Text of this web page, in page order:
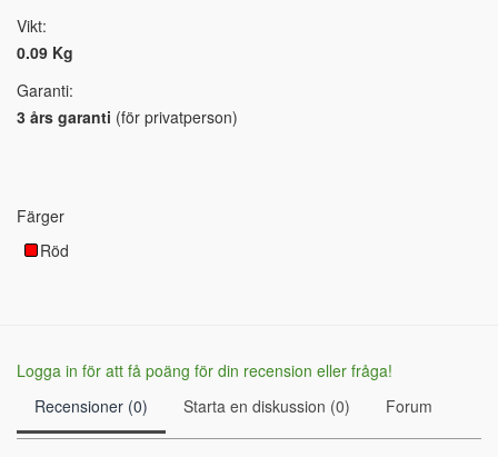
Vikt:
0.09 Kg
Garanti:
3 års garanti (för privatperson)
Färger
Röd
Logga in för att få poäng för din recension eller fråga!
Recensioner (0)
Starta en diskussion (0) Forum